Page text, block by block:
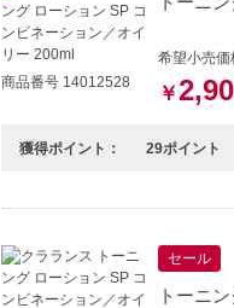
商品番号 14012528
希望小売
￥
獲得ポイント： 29ポイント
セール
トーニ